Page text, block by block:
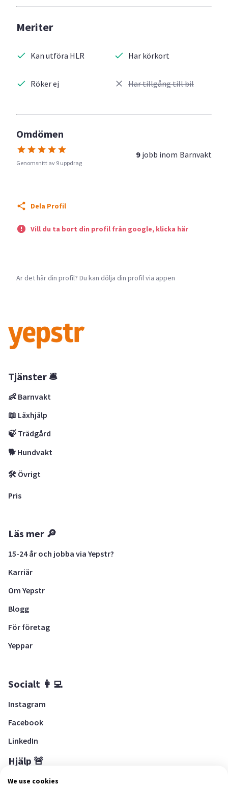
Meriter
Kan utföra HLR
Röker ej
Har körkort
Har tillgång till bil
Omdömen
Genomsnitt av 9 uppdrag
9 jobb inom Barnvakt
Dela Profil
Vill du ta bort din profil från google, klicka här
Är det här din profil? Du kan dölja din profil via appen
Tjänster 🛎
👶 Barnvakt
📖 Läxhjälp
🍃 Trädgård
🐕 Hundvakt
🛠 Övrigt
Pris
Läs mer 🔎
15-24 år och jobba via Yepstr?
Karriär
Om Yepstr
Blogg
För företag
Yeppar
Socialt 👩‍💻
Instagram
Facebook
LinkedIn
Hjälp 🚨
Hjälpcenter
We use cookies